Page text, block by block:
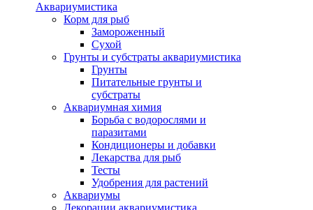
Аквариумистика
Корм для рыб
Замороженный
Сухой
Грунты и субстраты аквариумистика
Грунты
Питательные грунты и
субстраты
Аквариумная химия
Борьба с водорослями и
паразитами
Кондиционеры и добавки
Лекарства для рыб
Тесты
Удобрения для растений
Аквариумы
Декорации аквариумистика